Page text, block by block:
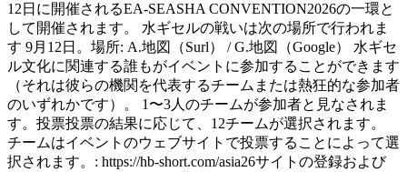
12日に開催されるEA-SEASHA CONVENTION2026の一環と
して開催されます。 水ギセルの戦いは次の場所で行われま
す 9月12日。場所: A.地図（Surl） / G.地図（Google） 水ギセ
ル文化に関連する誰もがイベントに参加することができます
（それは彼らの機関を代表するチームまたは熱狂的な参加者
のいずれかです）。 1〜3人のチームが参加者と見なされま
す。投票投票の結果に応じて、12チームが選択されます。
チームはイベントのウェブサイトで投票することによって選
択されます。: https://hb-short.com/asia26サイトの登録および